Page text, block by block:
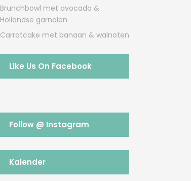
Brunchbowl met avocado &
Hollandse garnalen
Carrotcake met banaan & walnoten
Like Us On Facebook
Follow @ Instagram
Kalender